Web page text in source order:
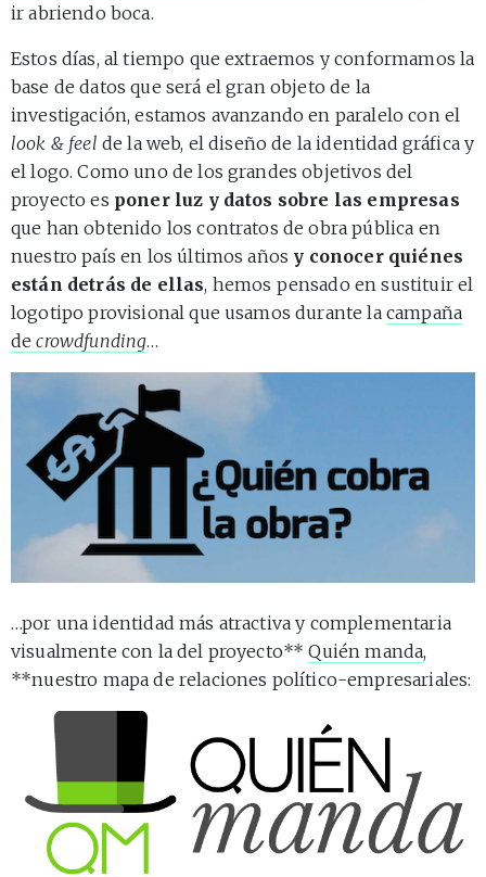
ir abriendo boca.
Estos días, al tiempo que extraemos y conformamos la
base de datos que será el gran objeto de la
investigación, estamos avanzando en paralelo con el
look & feel de la web, el diseño de la identidad gráfica y
el logo. Como uno de los grandes objetivos del
proyecto es poner luz y datos sobre las empresas
que han obtenido los contratos de obra pública en
nuestro país en los últimos años y conocer quiénes
están detrás de ellas, hemos pensado en sustituir el
logotipo provisional que usamos durante la campaña
decrowdfunding…
…por una identidad más atractiva y complementaria
visualmente con la del proyecto**Quién manda,
**nuestro mapa de relaciones político-empresariales: